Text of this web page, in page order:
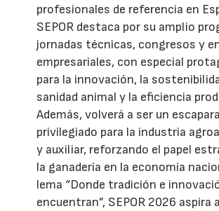
profesionales de referencia en
SEPOR destaca por su amplio
jornadas técnicas, congresos y
empresariales, con especial
para la innovación, la
sanidad animal y la eficiencia
Además, volverá a ser un
privilegiado para la industria
y auxiliar, reforzando el papel
la ganadería en la economía
lema “Donde tradición e
encuentran”, SEPOR 2026 aspira